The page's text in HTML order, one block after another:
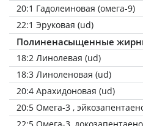
20:1 Гадолеиновая (омега-9)
22:1 Эруковая (ud)
Полиненасыщенные
18:2 Линолевая (ud)
18:3 Линоленовая (ud)
20:4 Арахидоновая (ud)
20:5 Омега-3 ,